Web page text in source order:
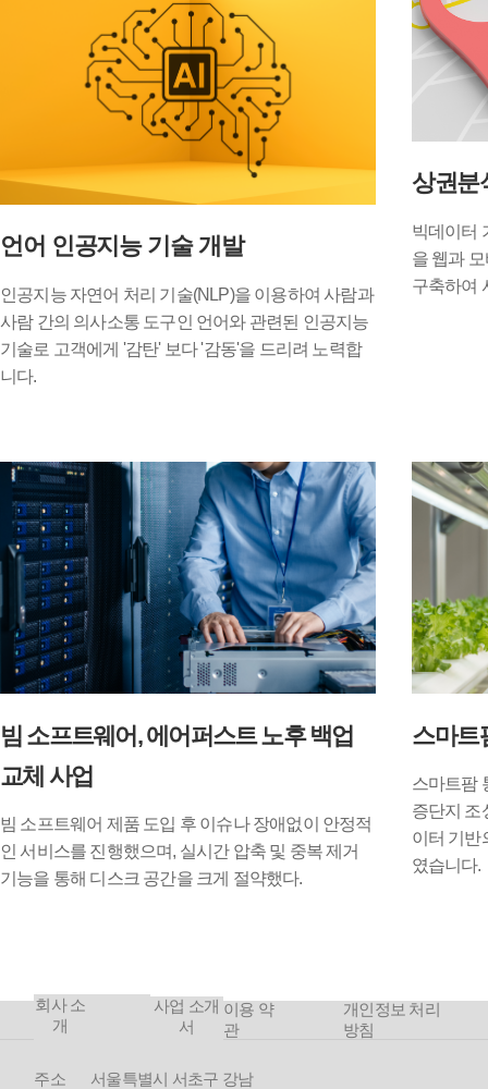
언어 인공지능 기술 개발
인공지능 자연어 처리 기술(NLP)을 이용하여 사람과
사람 간의 의사소통 도구인 언어와 관련된 인공지능
기술로 고객에게 '감탄' 보다 '감동'을 드리려 노력합
니다.
상권분
빅데이터
을 웹과
구축하여
빔 소프트웨어, 에어퍼스트 노후 백업
교체 사업
빔 소프트웨어 제품 도입 후 이슈나 장애없이 안정적
인 서비스를 진행했으며, 실시간 압축 및 중복 제거
기능을 통해 디스크 공간을 크게 절약했다.
스마트
스마트팜
증단지 조
이터 기반
였습니다.
회사 소
개
사업 소개
서
이용 약
관
개인정보 처리
방침
주소
서울특별시 서초구 강남